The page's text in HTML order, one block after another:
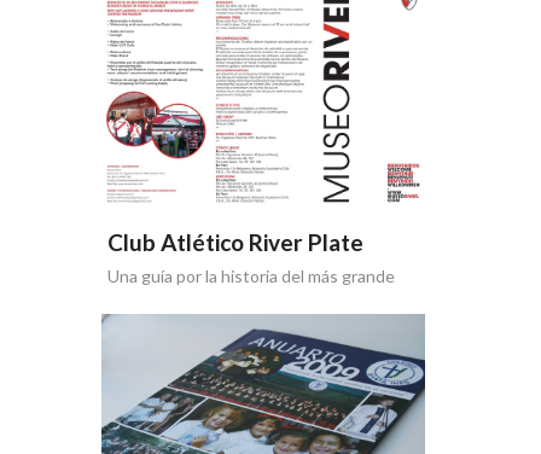
Club Atlético River Plate
Una guía por la historia del más grande